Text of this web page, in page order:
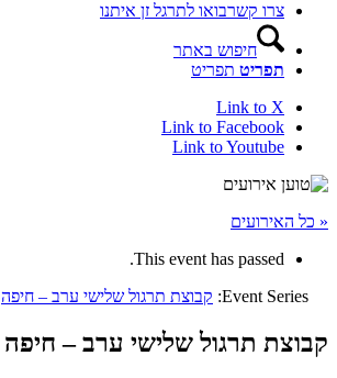
צרו קשרבואו לתרגל זן איתנו
חיפוש באתר
תפריט תפריט
Link to X
Link to Facebook
Link to Youtube
« כל האירועים
This event has passed.
Event Series: קבוצת תרגול שלישי ערב – חיפה
קבוצת תרגול שלישי ערב – חיפה